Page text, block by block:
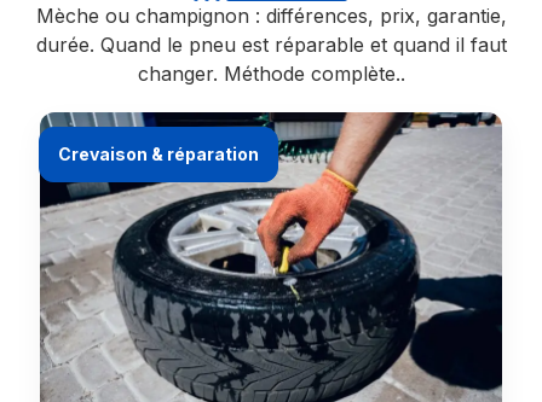
Mèche ou champignon : différences, prix, garantie,
durée. Quand le pneu est réparable et quand il faut
changer. Méthode complète..
Crevaison & réparation